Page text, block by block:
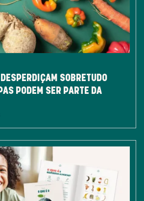
DESPERDIÇAM SOBRETUDO
PODEM SER PARTE DA